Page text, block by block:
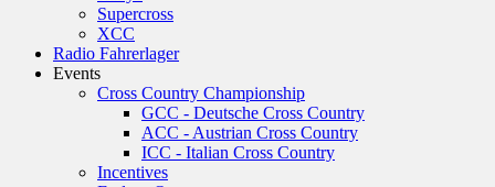
Supercross
XCC
Radio Fahrerlager
Events
Cross Country Championship
GCC - Deutsche Cross Country
ACC - Austrian Cross Country
ICC - Italian Cross Country
Incentives